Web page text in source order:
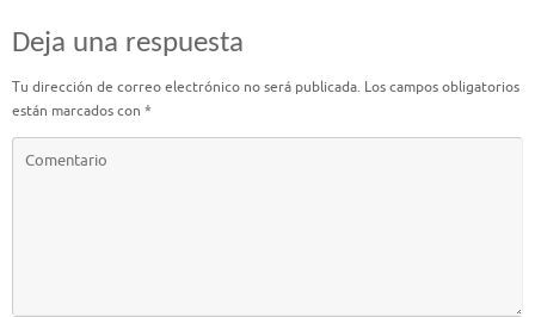
Deja una respuesta
Tu dirección de correo electrónico no será publicada. Los campos obligatorios
están marcados con *